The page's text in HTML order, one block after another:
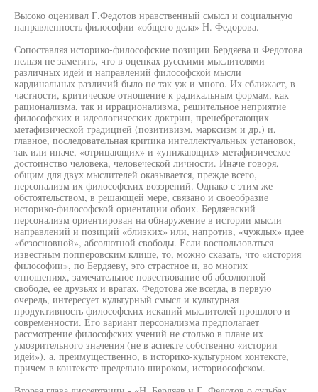
Высоко оценивал Г.Федотов нравственный смысл и социальную
направленность философии «общего дела» Н. Федорова.
Сопоставляя историко-философские позиции Бердяева и Федотова
нельзя не заметить, что в оценках русскими мыслителями
различных идей и направлений философской мысли
кардинальных различий было не так уж и много. Их сближает, в
частности, критическое отношение к радикальным формам, как
рационализма, так и иррационализма, решительное неприятие
философских и идеологических доктрин, пренебрегающих
метафизической традицией (позитивизм, марксизм и др.) и,
главное, последовательная критика интеллектуальных установок,
так или иначе, «отрицающих» и «унижающих» метафизическое
достоинство человека, человеческой личности. Иначе говоря,
общим для двух мыслителей оказывается, прежде всего,
персонализм их философских воззрений. Однако с этим же
обстоятельством, в решающей мере, связано и своеобразие
историко-философской ориентации обоих. Бердяевский
персонализм ориентирован на обнаружение в истории мысли
направлений и позиций «близких» или, напротив, «чуждых» идее
«безосновной», абсолютной свободы. Если воспользоваться
известным попперовским клише, то, можно сказать, что «история
философии», по Бердяеву, это страстное и, во многих
отношениях, замечательное повествование об абсолютной
свободе, ее друзьях и врагах. Федотова же всегда, в первую
очередь, интересует культурный смысл и культурная
продуктивность философских исканий мыслителей прошлого и
современности. Его вариант персонализма предполагает
рассмотрение философских учений не столько в плане их
умозрительного значения (не в аспекте собственно «истории
идей»), а, преимущественно, в историко-культурном контексте,
причем в контексте предельно широком, историософском.